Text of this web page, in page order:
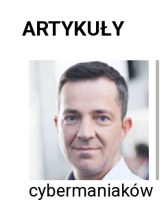
ARTYKUŁY
cybermaniaków